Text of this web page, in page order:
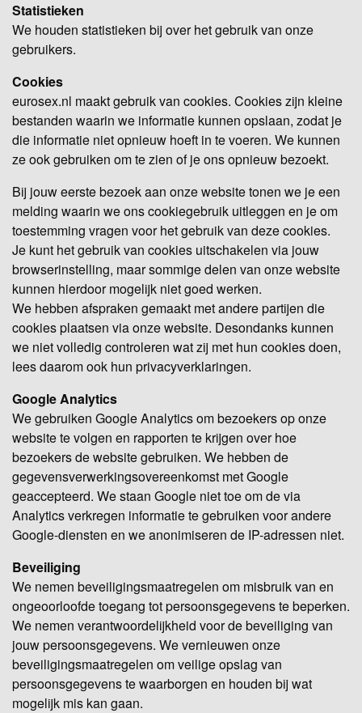
Statistieken
We houden statistieken bij over het gebruik van onze
gebruikers.
Cookies
eurosex.nl maakt gebruik van cookies. Cookies zijn kleine
bestanden waarin we informatie kunnen opslaan, zodat je
die informatie niet opnieuw hoeft in te voeren. We kunnen
ze ook gebruiken om te zien of je ons opnieuw bezoekt.
Bij jouw eerste bezoek aan onze website tonen we je een
melding waarin we ons cookiegebruik uitleggen en je om
toestemming vragen voor het gebruik van deze cookies.
Je kunt het gebruik van cookies uitschakelen via jouw
browserinstelling, maar sommige delen van onze website
kunnen hierdoor mogelijk niet goed werken.
We hebben afspraken gemaakt met andere partijen die
cookies plaatsen via onze website. Desondanks kunnen
we niet volledig controleren wat zij met hun cookies doen,
lees daarom ook hun privacyverklaringen.
Google Analytics
We gebruiken Google Analytics om bezoekers op onze
website te volgen en rapporten te krijgen over hoe
bezoekers de website gebruiken. We hebben de
gegevensverwerkingsovereenkomst met Google
geaccepteerd. We staan Google niet toe om de via
Analytics verkregen informatie te gebruiken voor andere
Google-diensten en we anonimiseren de IP-adressen niet.
Beveiliging
We nemen beveiligingsmaatregelen om misbruik van en
ongeoorloofde toegang tot persoonsgegevens te beperken.
We nemen verantwoordelijkheid voor de beveiliging van
jouw persoonsgegevens. We vernieuwen onze
beveiligingsmaatregelen om veilige opslag van
persoonsgegevens te waarborgen en houden bij wat
mogelijk mis kan gaan.